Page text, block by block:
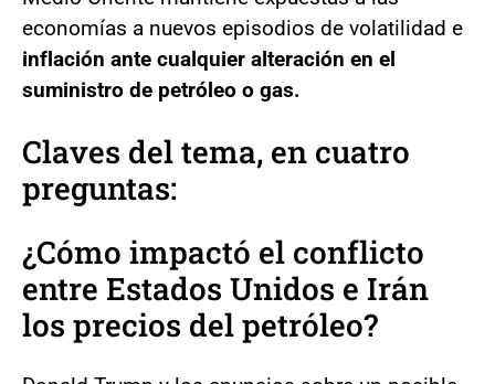
economías a nuevos episodios de volatilidad e
inflación ante cualquier alteración en el
suministro de petróleo o gas.
Claves del tema, en cuatro
preguntas:
¿Cómo impactó el conflicto
entre Estados Unidos e Irán
los precios del petróleo?